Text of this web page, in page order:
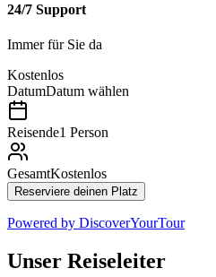
24/7 Support
Immer für Sie da
Kostenlos
DatumDatum wählen
Reisende1 Person
GesamtKostenlos
Reserviere deinen Platz
Powered by DiscoverYourTour
Unser Reiseleiter